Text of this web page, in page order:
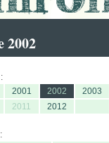
2002
2001 2002 2003
2011 2012